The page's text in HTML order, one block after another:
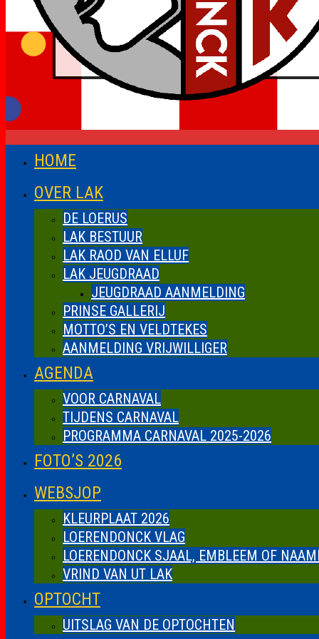
HOME
OVER LAK
DE LOERUS
LAK BESTUUR
LAK RAOD VAN ELLUF
LAK JEUGDRAAD
JEUGDRAAD AANMELDING
PRINSE GALLERIJ
MOTTO’S EN VELDTEKES
AANMELDING VRIJWILLIGER
AGENDA
VOOR CARNAVAL
TIJDENS CARNAVAL
PROGRAMMA CARNAVAL 2025-2026
FOTO’S 2026
WEBSJOP
KLEURPLAAT 2026
LOERENDONCK VLAG
LOERENDONCK SJAAL, EMBLEEM OF
VRIND VAN UT LAK
OPTOCHT
UITSLAG VAN DE OPTOCHTEN